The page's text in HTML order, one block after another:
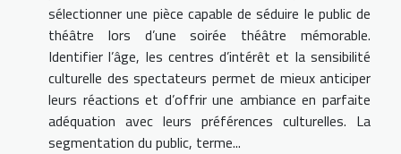
sélectionner une pièce capable de séduire le public de
théâtre lors d’une soirée théâtre mémorable.
Identifier l’âge, les centres d’intérêt et la sensibilité
culturelle des spectateurs permet de mieux anticiper
leurs réactions et d’offrir une ambiance en parfaite
adéquation avec leurs préférences culturelles. La
segmentation du public, terme...